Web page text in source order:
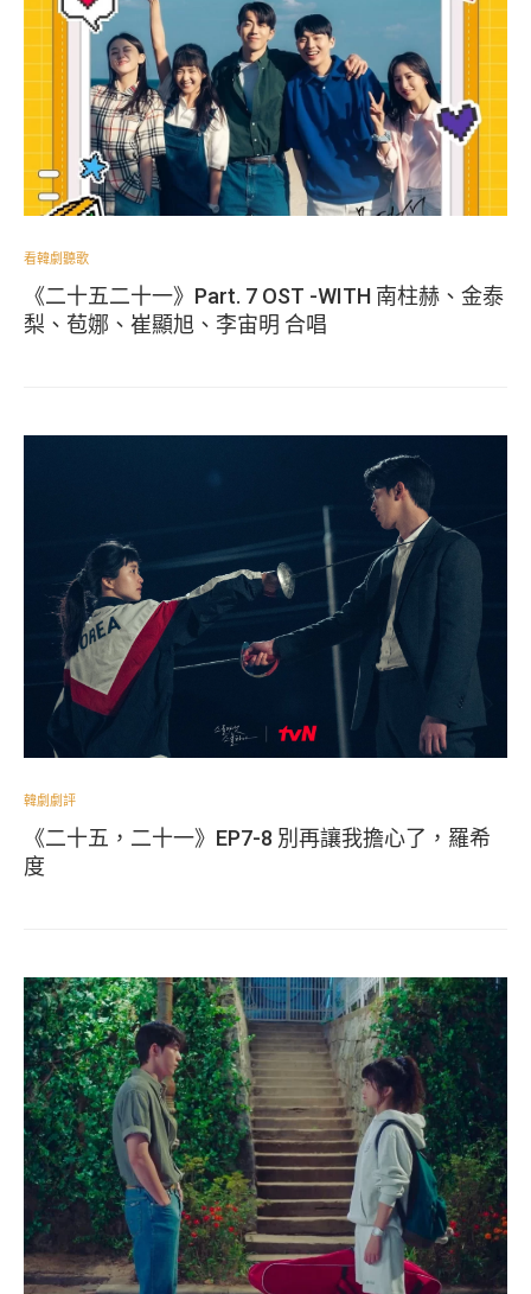
看韓劇聽歌
《二十五二十一》Part. 7 OST -WITH 南柱赫、金泰
梨、苞娜、崔顯旭、李宙明 合唱
韓劇劇評
《二十五，二十一》EP7-8 別再讓我擔心了，羅希
度